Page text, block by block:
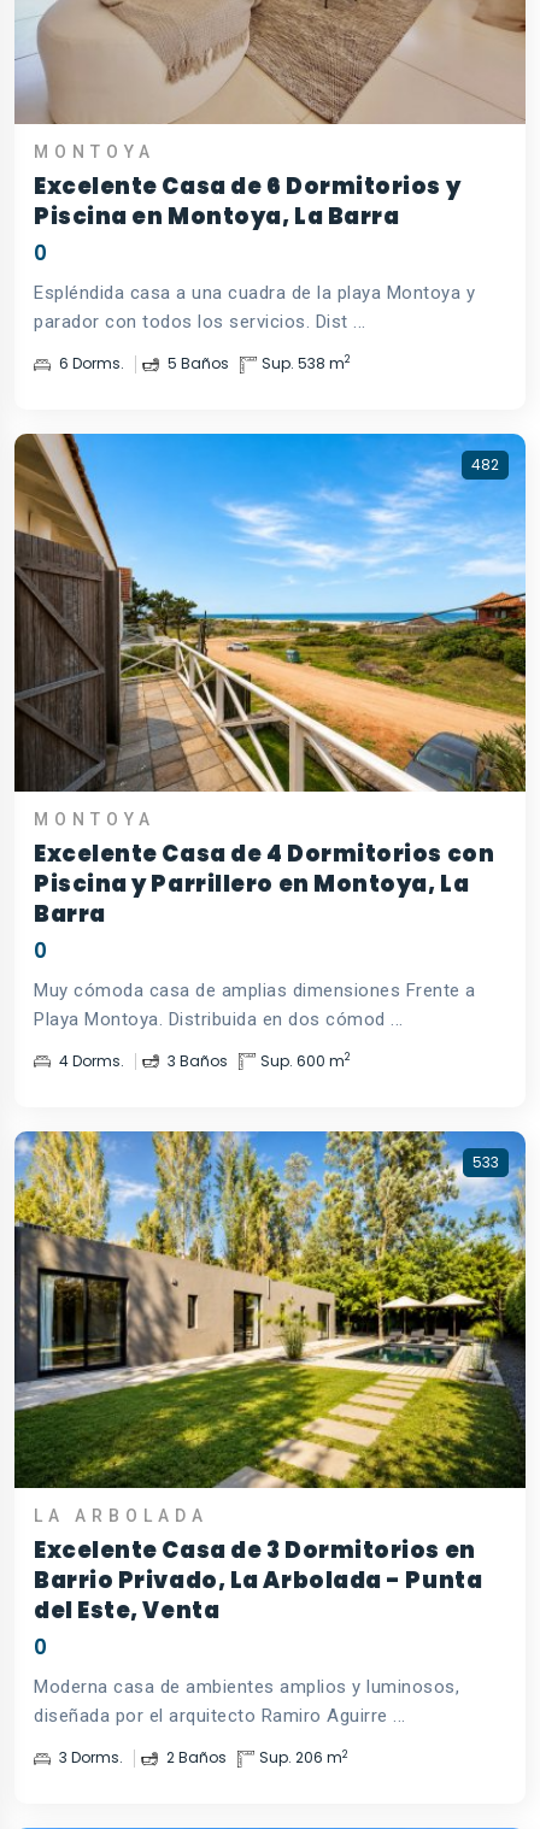
MONTOYA
Excelente Casa de 6 Dormitorios y
Piscina en Montoya, La Barra
0
Espléndida casa a una cuadra de la playa Montoya y
parador con todos los servicios. Dist ...
6 Dorms. 5 Baños Sup. 538 m2
482
MONTOYA
Excelente Casa de 4 Dormitorios con
Piscina y Parrillero en Montoya, La
Barra
0
Muy cómoda casa de amplias dimensiones Frente a
Playa Montoya. Distribuida en dos cómod ...
4 Dorms. 3 Baños Sup. 600 m2
533
LA ARBOLADA
Excelente Casa de 3 Dormitorios en
Barrio Privado, La Arbolada - Punta
del Este, Venta
0
Moderna casa de ambientes amplios y luminosos,
diseñada por el arquitecto Ramiro Aguirre ...
3 Dorms. 2 Baños Sup. 206 m2